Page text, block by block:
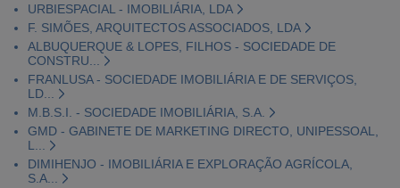
URBIESPACIAL - IMOBILIÁRIA, LDA
F. SIMÕES, ARQUITECTOS ASSOCIADOS, LDA
ALBUQUERQUE & LOPES, FILHOS - SOCIEDADE DE
CONSTRU...
FRANLUSA - SOCIEDADE IMOBILIÁRIA E DE SERVIÇOS,
LD...
M.B.S.I. - SOCIEDADE IMOBILIÁRIA, S.A.
GMD - GABINETE DE MARKETING DIRECTO, UNIPESSOAL,
L...
DIMIHENJO - IMOBILIÁRIA E EXPLORAÇÃO AGRÍCOLA,
S.A...